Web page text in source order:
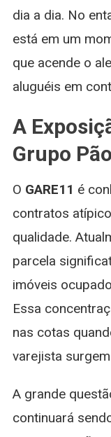
dia a dia. No
está em um
que acende o
aluguéis em
A
Grupo
O GARE11 é
contratos
qualidade.
parcela
imóveis
Essa
nas cotas
varejista
A grande
continuará